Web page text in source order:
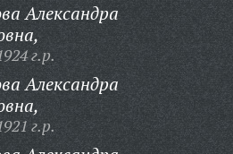
Александра
г.р.
Александра
г.р.